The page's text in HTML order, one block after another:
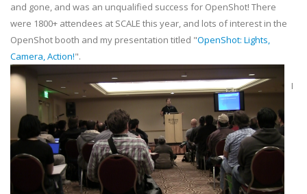
and gone, and was an unqualified success for OpenShot! There
were 1800+ attendees at SCALE this year, and lots of interest in the
OpenShot booth and my presentation titled "OpenShot: Lights,
Camera, Action!".
I